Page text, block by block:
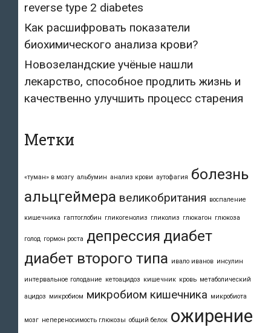
reverse type 2 diabetes
Как расшифровать показатели
биохимического анализа крови?
Новозеландские учёные нашли
лекарство, способное продлить жизнь и
качественно улучшить процесс старения
Метки
«туман» в мозгу альбумин анализ крови аутофагия болезнь
альцгеймера великобритания воспаление
кишечника гаптоглобин гликогенолиз гликолиз глюкагон глюкоза
голод гормон роста депрессия диабет
диабет второго типа ивало иванов инсулин
интервальное голодание кетоацидоз кишечник кровь метаболический
ацидоз микробиом микробиом кишечника микробиота
мозг непереносимость глюкозы общий белок ожирение